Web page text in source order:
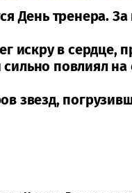
День тренера.
искру в сердце,
повлиял
звезд,